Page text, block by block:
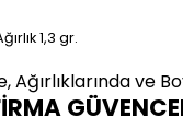
1,3 gr.
ve